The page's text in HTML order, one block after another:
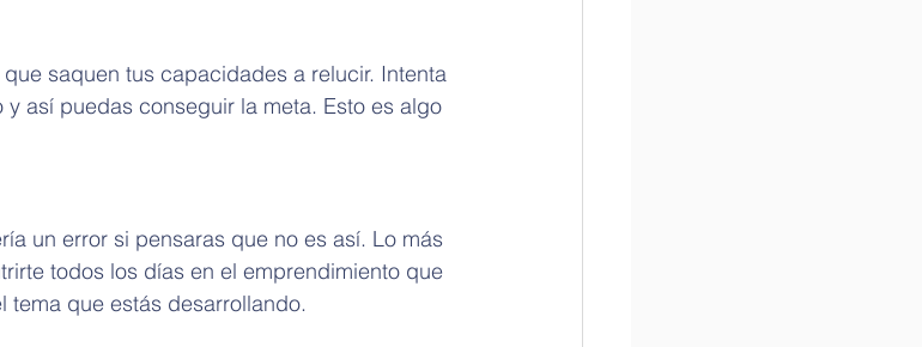
saquen tus capacidades a relucir. Intenta
así puedas conseguir la meta. Esto es algo
un error si pensaras que no es así. Lo más
todos los días en el emprendimiento que
tema que estás desarrollando.